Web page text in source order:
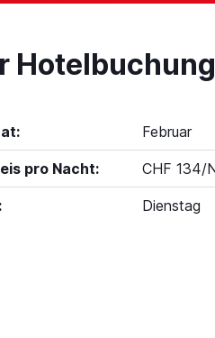
Februar
pro Nacht: CHF 134/
Dienstag